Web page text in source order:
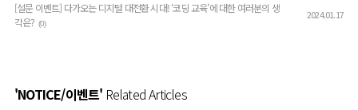
[설문 이벤트] 다가오는 디지털 대전환 시대! ‘코딩 교육’에 대한 여러분의 생
각은? (0)
2024.01.17
'NOTICE/이벤트' Related Articles